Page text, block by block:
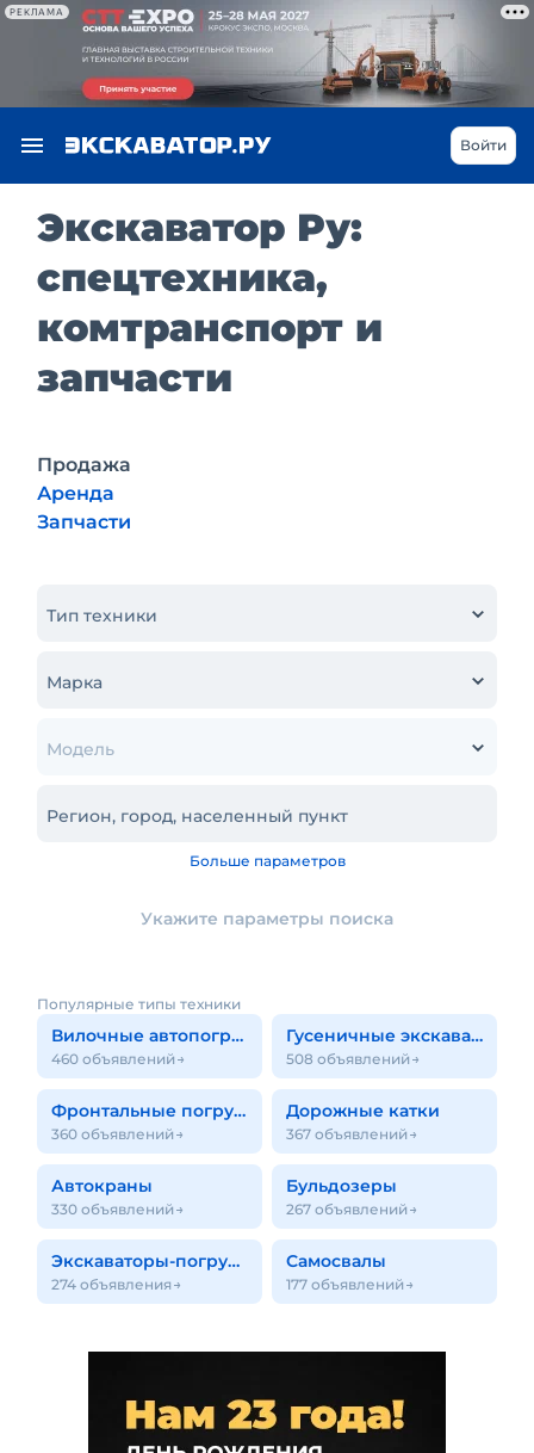
РЕКЛАМА
Войти
Экскаватор Ру:
спецтехника,
комтранспорт и
запчасти
Продажа
Аренда
Запчасти
Тип техники
Марка
Модель
Регион, город, населенный пункт
Больше параметров
Укажите параметры поиска
Популярные типы техники
Вилочные автопогрузчики
460 объявлений
Гусеничные экскаваторы
508 объявлений
Фронтальные погрузчики
360 объявлений
Дорожные катки
367 объявлений
Автокраны
330 объявлений
Бульдозеры
267 объявлений
Экскаваторы-погрузчики
274 объявления
Самосвалы
177 объявлений